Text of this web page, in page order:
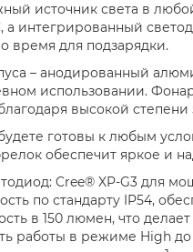
источник света в
а интегрированный
время для подзарядки.
– анодированный
использовании.
высокой
готовы к любым
обеспечит яркое и
Cree® XP-G3 для
по стандарту IP54,
в 150 люмен, что
работы в режиме High до